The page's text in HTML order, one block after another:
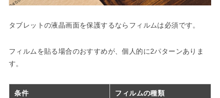
タブレットの液晶画面を保護するならフィルムは必須です。
フィルムを貼る場合のおすすめが、個人的に2パターンありま
す。
条件 フィルムの種類